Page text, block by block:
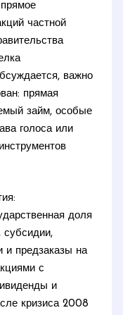
частной
важно
прямая
займ, особые
голоса или
доля
субсидии,
и предзаказы на
с
и
кризиса 2008